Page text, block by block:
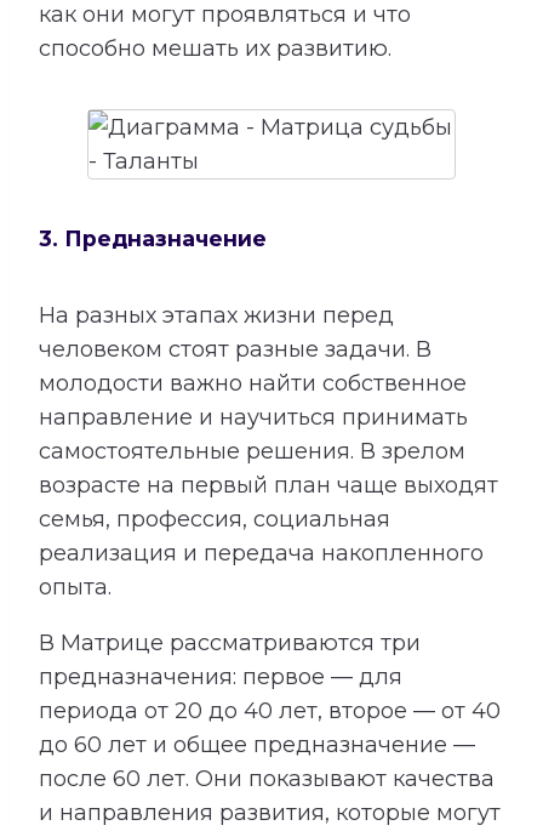
как они могут проявляться и что
способно мешать их развитию.
3. Предназначение
На разных этапах жизни перед
человеком стоят разные задачи. В
молодости важно найти собственное
направление и научиться принимать
самостоятельные решения. В зрелом
возрасте на первый план чаще выходят
семья, профессия, социальная
реализация и передача накопленного
опыта.
В Матрице рассматриваются три
предназначения: первое — для
периода от 20 до 40 лет, второе — от 40
до 60 лет и общее предназначение —
после 60 лет. Они показывают качества
и направления развития, которые могут